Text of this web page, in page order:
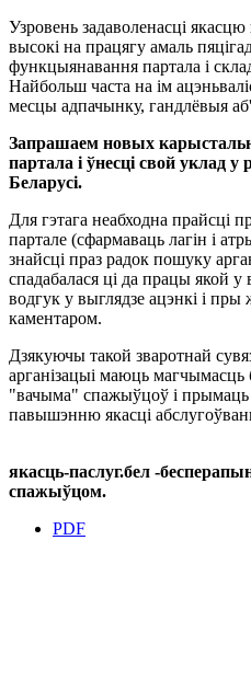
Узровень задаволенасці якасцю
высокі на працягу амаль
функцыянавання партала і
Найбольш часта на ім
месцы адпачынку, гандлёвыя
Запрашаем новых
партала і ўнесці свой уклад у
Беларусі.
Для гэтага неабходна прайсці
партале (сфармаваць лагін і
знайсці праз радок пошуку
спадабалася ці да працы якой у
водгук у выглядзе ацэнкі і пры
каментаром.
Дзякуючы такой зваротнай
арганізацыі маюць
"вачыма" спажыўцоў і прымаць
павышэнню якасці
якасць-паслуг.бел -
спажыўцом.
PDF